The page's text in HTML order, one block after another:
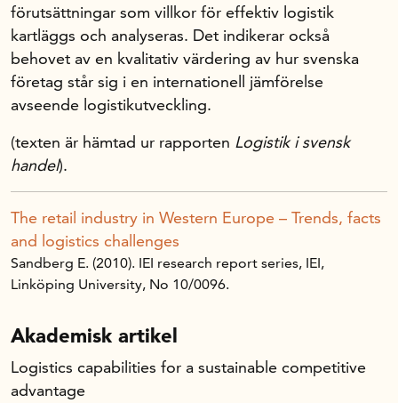
förutsättningar som villkor för effektiv logistik
kartläggs och analyseras. Det indikerar också
behovet av en kvalitativ värdering av hur svenska
företag står sig i en internationell jämförelse
avseende logistikutveckling.
(texten är hämtad ur rapporten Logistik i svensk
handel).
The retail industry in Western Europe – Trends, facts
and logistics challenges
Sandberg E. (2010). IEI research report series, IEI,
Linköping University, No 10/0096.
Akademisk artikel
Logistics capabilities for a sustainable competitive
advantage